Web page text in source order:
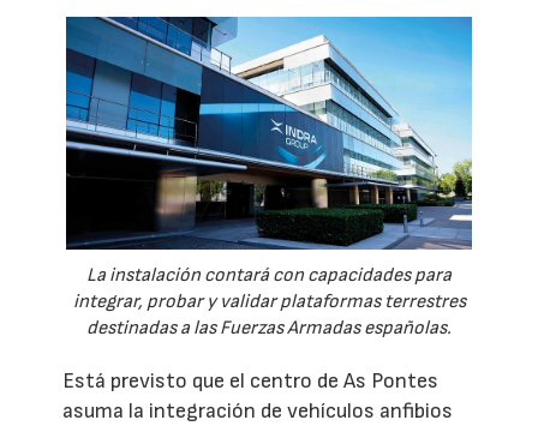
La instalación contará con capacidades para
integrar, probar y validar plataformas terrestres
destinadas a las Fuerzas Armadas españolas.
Está previsto que el centro de As Pontes
asuma la integración de vehículos anfibios